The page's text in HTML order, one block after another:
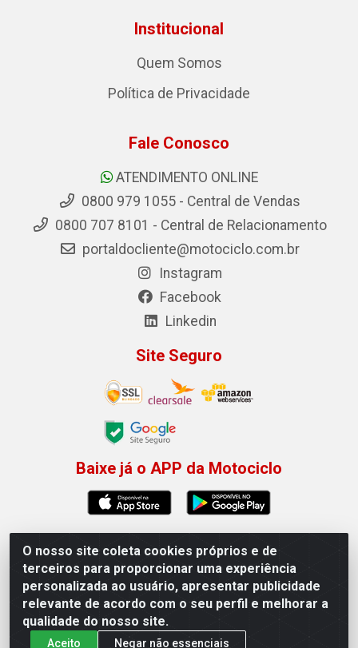
Permitir que a Motociclo envie notificações com
novidades e ofertas exclusivas.
×
O nosso site coleta cookies próprios e de
terceiros para proporcionar uma experiência
personalizada ao usuário, apresentar publicidade
relevante de acordo com o seu perfil e melhorar a
qualidade do nosso site.
Aceito Negar não essenciais
Institucional
Quem Somos
Política de Privacidade
Fale Conosco
ATENDIMENTO ONLINE
0800 979 1055 - Central de Vendas
0800 707 8101 - Central de Relacionamento
portaldocliente@motociclo.com.br
Instagram
Facebook
Linkedin
Site Seguro
Baixe já o APP da Motociclo
Motociclo - Rua Francisco Sousa dos Santos, 731 -
Jardim Limoeiro, Serra/ES - CEP 29.164-153 - CNPJ
01.407.607/0001-53